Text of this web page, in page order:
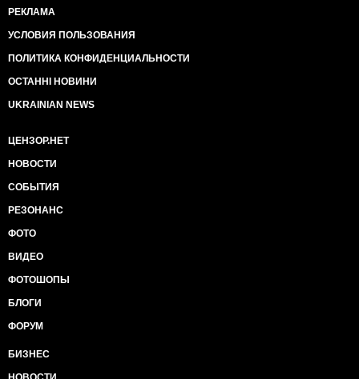
РЕКЛАМА
УСЛОВИЯ ПОЛЬЗОВАНИЯ
ПОЛИТИКА КОНФИДЕНЦИАЛЬНОСТИ
ОСТАННІ НОВИНИ
UKRAINIAN NEWS
ЦЕНЗОР.НЕТ
НОВОСТИ
СОБЫТИЯ
РЕЗОНАНС
ФОТО
ВИДЕО
ФОТОШОПЫ
БЛОГИ
ФОРУМ
БИЗНЕС